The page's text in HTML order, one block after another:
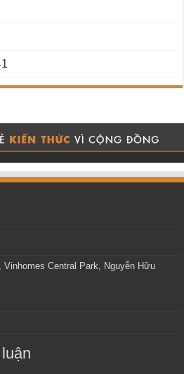
Central Park, Nguyễn Hữu